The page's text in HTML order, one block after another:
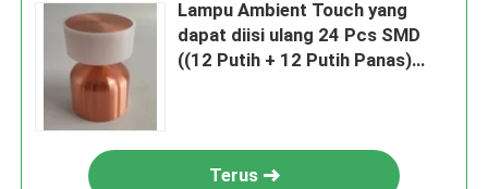
Lampu Ambient Touch yang
dapat diisi ulang 24 Pcs SMD
((12 Putih + 12 Putih Panas)
Terus